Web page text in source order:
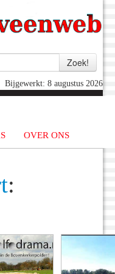
Bijgewerkt: 8 augustus 2026
OVER ONS
: